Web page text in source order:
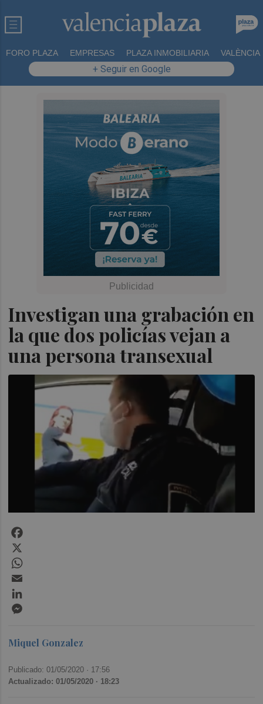
FORO PLAZA EMPRESAS PLAZA INMOBILIARIA VALÈNCIA
+ Seguir en Google
Investigan una grabación en
la que dos policías vejan a
una persona transexual
Miquel Gonzalez
Publicado: 01/05/2020 · 17:56
Actualizado: 01/05/2020 · 18:23